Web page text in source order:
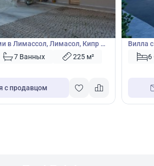
в Лимассол, Лимасол, Кипр №
7 Ванных 225 м²
с продавцом
€1
Вилла
Вилла
Кипр6